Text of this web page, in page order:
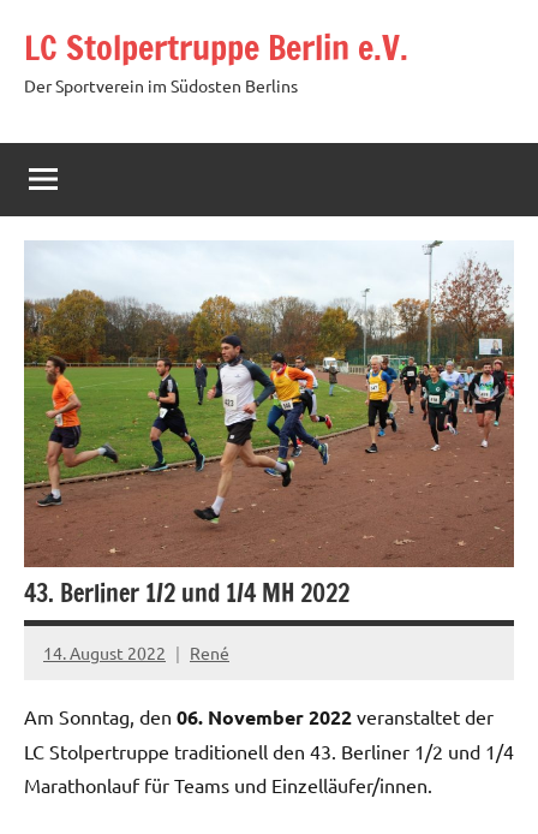
Inhalt
springen
LC Stolpertruppe Berlin e.V.
Der Sportverein im Südosten Berlins
43. Berliner 1/2 und 1/4 MH 2022
14. August 2022 René
Am Sonntag, den 06. November 2022 veranstaltet der
LC Stolpertruppe traditionell den 43. Berliner 1/2 und 1/4
Marathonlauf für Teams und Einzelläufer/innen.